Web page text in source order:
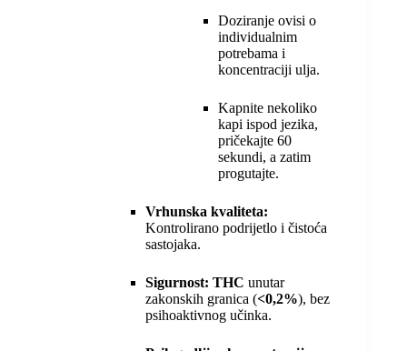
Doziranje ovisi o
individualnim
potrebama i
koncentraciji ulja.
Kapnite nekoliko
kapi ispod jezika,
pričekajte 60
sekundi, a zatim
progutajte.
Vrhunska kvaliteta:
Kontrolirano podrijetlo i čistoća
sastojaka.
Sigurnost: THC unutar
zakonskih granica (<0,2%), bez
psihoaktivnog učinka.